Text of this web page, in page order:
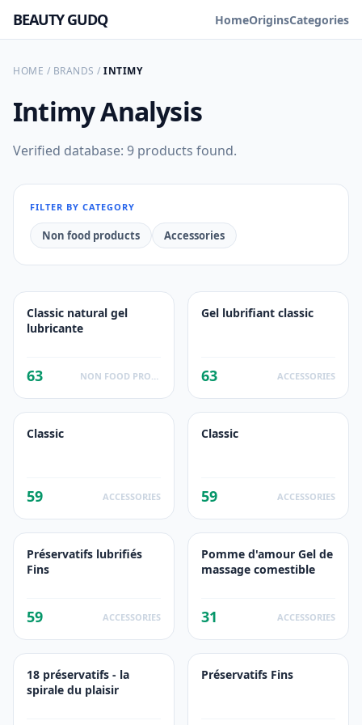
BEAUTY GUDQ HomeOriginsCategories
HOME / BRANDS / INTIMY
IntimyAnalysis
Verified database: 9 products found.
FILTER BY CATEGORY
Non food products Accessories
Classic natural gel
lubricante
63
Gel lubrifiant classic
63 ACCESSORIES
Classic
59 ACCESSORIES
Classic
59 ACCESSORIES
Préservatifs lubrifiés
Fins
59 ACCESSORIES
Pomme d'amour Gel de
massage comestible
31 ACCESSORIES
18 préservatifs - la
spirale du plaisir
Préservatifs Fins